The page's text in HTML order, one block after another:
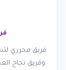
فريق محرري
وفريق نجاح